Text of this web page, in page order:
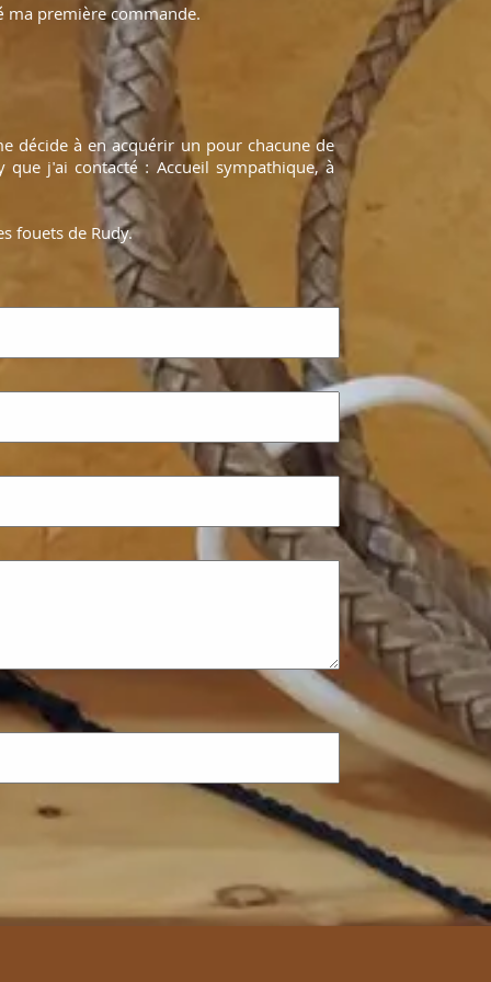
ma première commande.
décide à en acquérir un pour chacune de
j'ai contacté : Accueil sympathique, à
fouets de Rudy.